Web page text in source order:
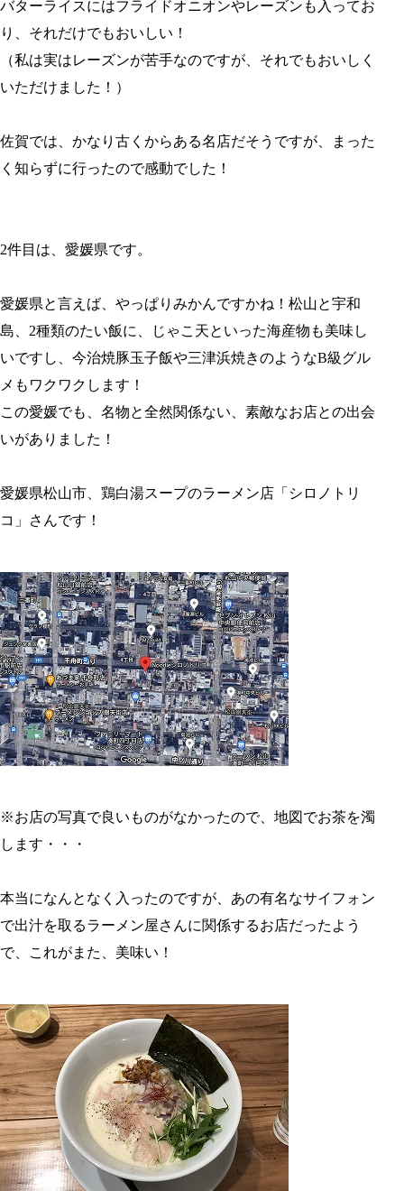
バターライスにはフライドオニオンやレーズンも入ってお
り、それだけでもおいしい！
（私は実はレーズンが苦手なのですが、それでもおいしく
いただけました！）
佐賀では、かなり古くからある名店だそうですが、まった
く知らずに行ったので感動でした！
2件目は、愛媛県です。
愛媛県と言えば、やっぱりみかんですかね！松山と宇和
島、2種類のたい飯に、じゃこ天といった海産物も美味し
いですし、今治焼豚玉子飯や三津浜焼きのようなB級グル
メもワクワクします！
この愛媛でも、名物と全然関係ない、素敵なお店との出会
いがありました！
愛媛県松山市、鶏白湯スープのラーメン店「シロノトリ
コ」さんです！
※お店の写真で良いものがなかったので、地図でお茶を濁
します・・・
本当になんとなく入ったのですが、あの有名なサイフォン
で出汁を取るラーメン屋さんに関係するお店だったよう
で、これがまた、美味い！